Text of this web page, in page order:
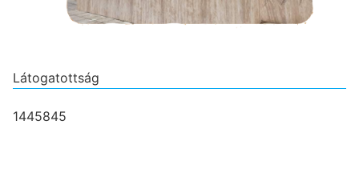
Látogatottság
1445845